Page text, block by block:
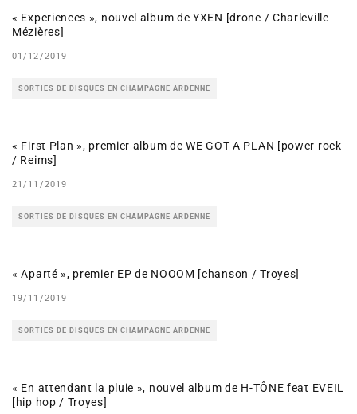
« Experiences », nouvel album de YXEN [drone / Charleville
Mézières]
01/12/2019
SORTIES DE DISQUES EN CHAMPAGNE ARDENNE
« First Plan », premier album de WE GOT A PLAN [power rock
/ Reims]
21/11/2019
SORTIES DE DISQUES EN CHAMPAGNE ARDENNE
« Aparté », premier EP de NOOOM [chanson / Troyes]
19/11/2019
SORTIES DE DISQUES EN CHAMPAGNE ARDENNE
« En attendant la pluie », nouvel album de H-TÔNE feat EVEIL
[hip hop / Troyes]